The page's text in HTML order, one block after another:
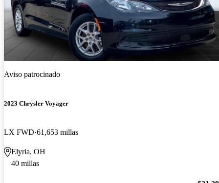
Aviso patrocinado
2023 Chrysler Voyager
LX FWD 61,653 millas
Elyria, OH
40 millas